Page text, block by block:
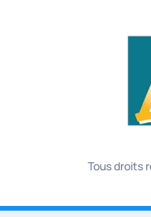
Tous droits